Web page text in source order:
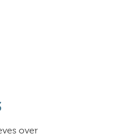
over